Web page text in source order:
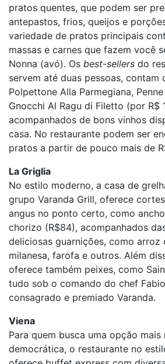
pratos quentes, que podem ser
antepastos, frios, queijos e
variedade de pratos principais
massas e carnes que fazem você
Nonna (avó). Os best-sellers do
servem até duas pessoas, contam
Polpettone Alla Parmegiana,
Gnocchi Al Ragu di Filetto (por R$
acompanhados de bons vinhos
casa. No restaurante podem ser
pratos a partir de pouco mais de
La Griglia
No estilo moderno, a casa de
grupo Varanda Grill, oferece
angus no ponto certo, como
chorizo (R$84), acompanhados
deliciosas guarnições, como arroz
milanesa, farofa e outros. Além
oferece também peixes, como
tudo sob o comando do chef
consagrado e premiado Varanda.
Viena
Para quem busca uma opção mais
democrática, o restaurante no